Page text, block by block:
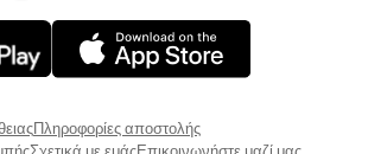
Πληροφορίες αποστολής
Σχετικά με εμάςΕπικοινωνήστε μαζί μας